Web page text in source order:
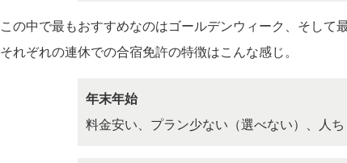
この中で最もおすすめなのはゴールデンウィーク、そして
それぞれの連休での合宿免許の特徴はこんな感じ。
年末年始
料金安い、プラン少ない（選べない）、人